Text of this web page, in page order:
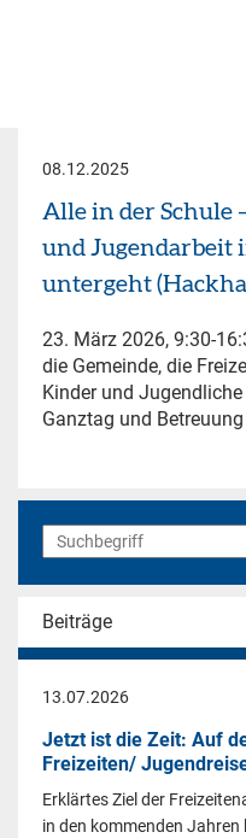
08.12.2025
Alle in der Schule
und Jugendarbeit
untergeht
23. März 2026, 9:30-
die Gemeinde, die
Kinder und
Ganztag und
Beiträge
13.07.2026
Jetzt ist die Zeit: Auf
Freizeiten/
Erklärtes Ziel der
in den kommenden Jahren